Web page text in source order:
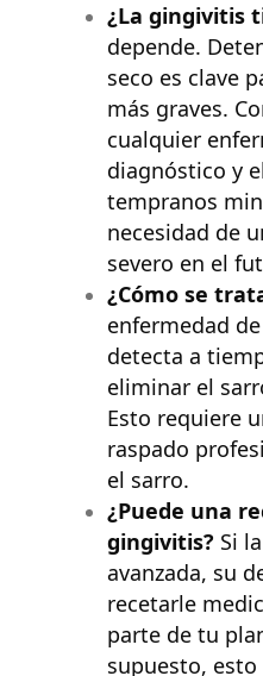
¿La gingivitis
depende.
seco es clave
más graves.
cualquier
diagnóstico y
tempranos
necesidad de
severo en el
¿Cómo se
enfermedad
detecta a
eliminar el
Esto requiere
raspado
el sarro.
¿Puede una
gingivitis? Si
avanzada, su
recetarle
parte de tu
supuesto, esto